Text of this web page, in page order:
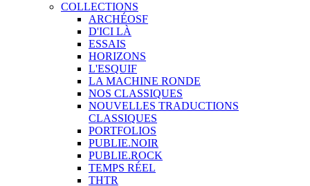
COLLECTIONS
ARCHÉOSF
D'ICI LÀ
ESSAIS
HORIZONS
L'ESQUIF
LA MACHINE RONDE
NOS CLASSIQUES
NOUVELLES TRADUCTIONS
CLASSIQUES
PORTFOLIOS
PUBLIE.NOIR
PUBLIE.ROCK
TEMPS RÉEL
THTR